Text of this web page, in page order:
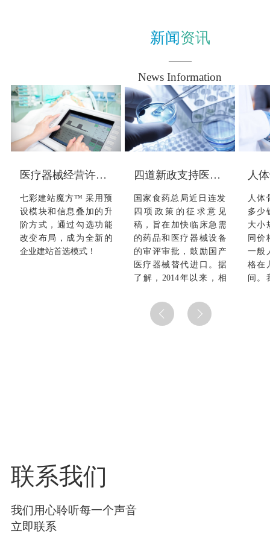
新闻资讯
——
News Information
医疗器械经营许可证存在的意义
七彩建站魔方™ 采用预
设模块和信息叠加的升
阶方式，通过勾选功能
改变布局，成为全新的
企业建站首选模式！
四道新政支持医疗器械发展
国家食药总局近日连发
四项政策的征求意见
稿，旨在加快临床急需
的药品和医疗器械设备
的审评审批，鼓励国产
医疗器械替代进口。据
了解，2014年以来，相
策支持国产医疗器械产
业的发展。其中，高端
人体骨
人体
多少
大小
同价
一般
格在
间。
联系我们
我们用心聆听每一个声音
立即联系